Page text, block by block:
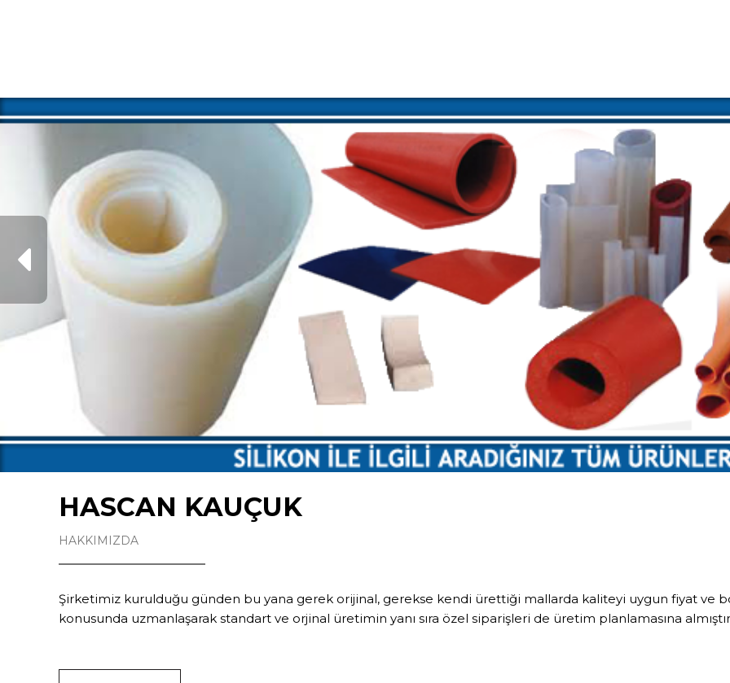
Previous
HASCAN KAUÇUK
HAKKIMIZDA
Şirketimiz kurulduğu günden bu yana gerek orijinal, gerekse kendi ürettiği mallarda kaliteyi uygun fiyat ve
konusunda uzmanlaşarak standart ve orjinal üretimin yanı sıra özel siparişleri de üretim planlamasına